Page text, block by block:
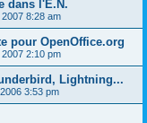
dans l'E.N.
8:28 am
pour OpenOffice.org
2:10 pm
Lightning...
3:53 pm